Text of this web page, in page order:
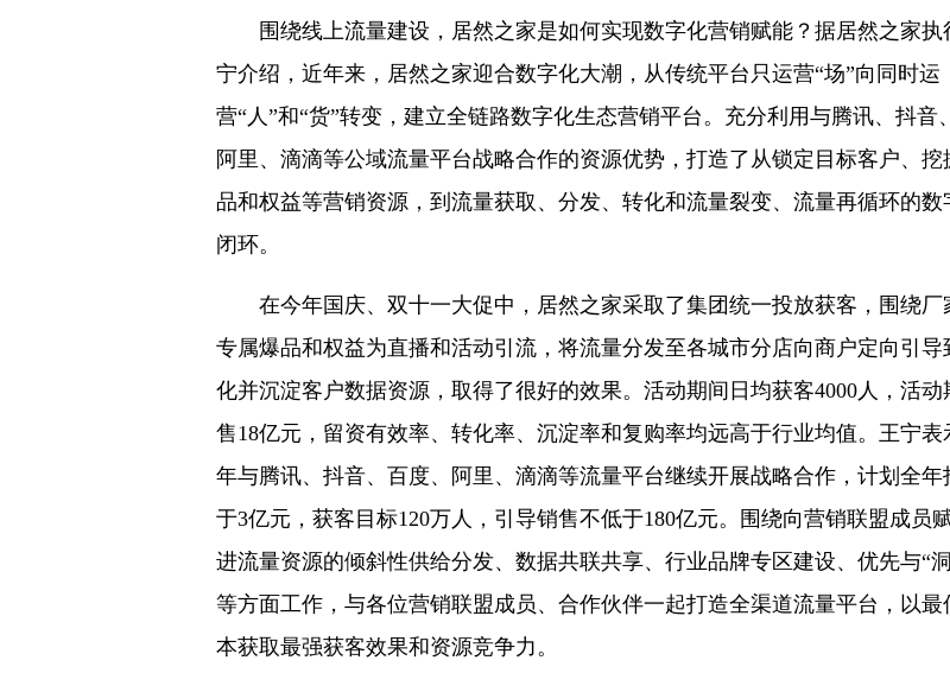
围绕线上流量建设，居然之家是如何实现数字化营销赋能？据居然之家执
宁介绍，近年来，居然之家迎合数字化大潮，从传统平台只运营“场”向同时运
营“人”和“货”转变，建立全链路数字化生态营销平台。充分利用与腾讯、抖音
阿里、滴滴等公域流量平台战略合作的资源优势，打造了从锁定目标客户、挖
品和权益等营销资源，到流量获取、分发、转化和流量裂变、流量再循环的数
闭环。
在今年国庆、双十一大促中，居然之家采取了集团统一投放获客，围绕厂
专属爆品和权益为直播和活动引流，将流量分发至各城市分店向商户定向引导
化并沉淀客户数据资源，取得了很好的效果。活动期间日均获客4000人，活动
售18亿元，留资有效率、转化率、沉淀率和复购率均远高于行业均值。王宁表
年与腾讯、抖音、百度、阿里、滴滴等流量平台继续开展战略合作，计划全年
于3亿元，获客目标120万人，引导销售不低于180亿元。围绕向营销联盟成员
进流量资源的倾斜性供给分发、数据共联共享、行业品牌专区建设、优先与“
等方面工作，与各位营销联盟成员、合作伙伴一起打造全渠道流量平台，以最
本获取最强获客效果和资源竞争力。